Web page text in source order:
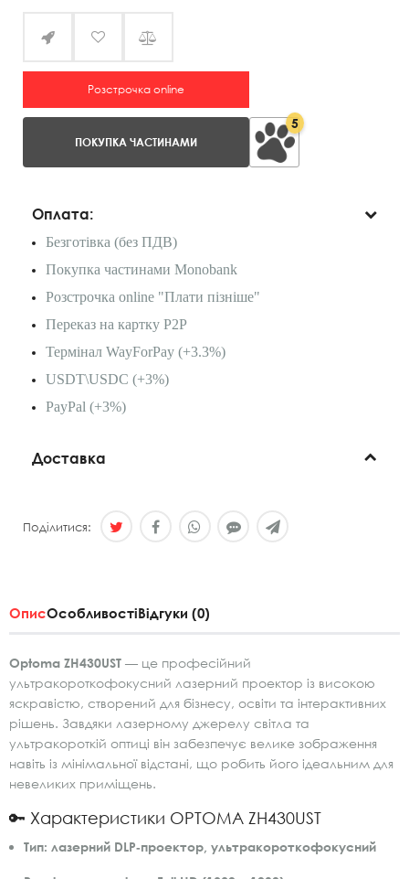
Розстрочка online
ПОКУПКА ЧАСТИНАМИ
5
Оплата:
Безготівка (без ПДВ)
Покупка частинами Monobank
Розстрочка online "Плати пізніше"
Переказ на картку P2P
Термінал WayForPay (+3.3%)
USDT\USDC (+3%)
PayPal (+3%)
Доставка
Поділитися:
ОписОсобливостіВідгуки (0)
Optoma ZH430UST — це професійний
ультракороткофокусний лазерний проектор із високою
яскравістю, створений для бізнесу, освіти та інтерактивних
рішень. Завдяки лазерному джерелу світла та
ультракороткій оптиці він забезпечує велике зображення
навіть із мінімальної відстані, що робить його ідеальним для
невеликих приміщень.
🔑 Характеристики OPTOMA ZH430UST
Тип: лазерний DLP‑проектор, ультракороткофокусний